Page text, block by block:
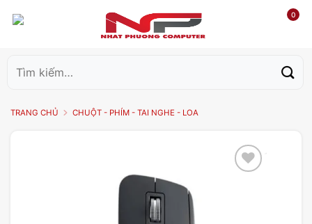
0
kiếm:
TRANG CHỦ CHUỘT - PHÍM - TAI NGHE - LOA